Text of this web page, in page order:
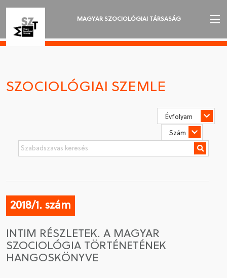
MAGYAR SZOCIOLÓGIAI TÁRSASÁG
SZOCIOLÓGIAI SZEMLE
CSATLAKOZÁS A TÁRSASÁGHOZ / MEGÚJÍTOM A
TAGSÁGOMAT
SZOCIOLÓGIAI SZEMLE
2018/1. szám
INTIM RÉSZLETEK. A MAGYAR
SZOCIOLÓGIA TÖRTÉNETÉNEK
HANGOSKÖNYVE